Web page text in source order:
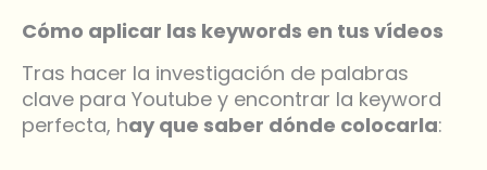
Cómo aplicar las keywords en tus vídeos
Tras hacer la investigación de palabras
clave para Youtube y encontrar la keyword
perfecta, hay que saber dónde colocarla: